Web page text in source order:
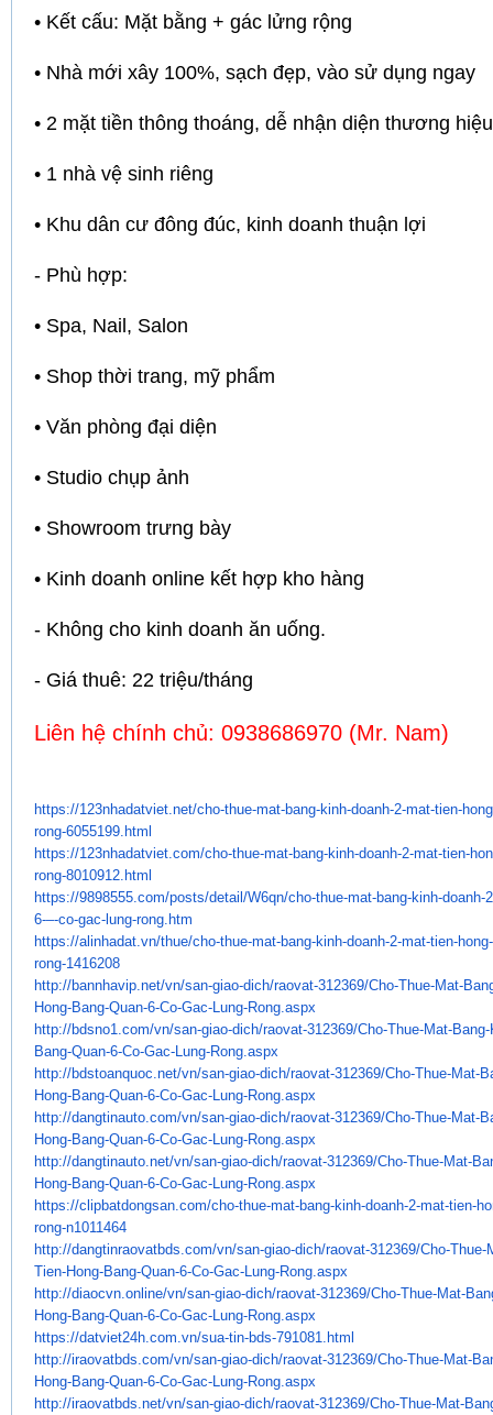
• Kết cấu: Mặt bằng + gác lửng rộng
• Nhà mới xây 100%, sạch đẹp, vào sử dụng ngay
• 2 mặt tiền thông thoáng, dễ nhận diện thương hiệu
• 1 nhà vệ sinh riêng
• Khu dân cư đông đúc, kinh doanh thuận lợi
- Phù hợp:
• Spa, Nail, Salon
• Shop thời trang, mỹ phẩm
• Văn phòng đại diện
• Studio chụp ảnh
• Showroom trưng bày
• Kinh doanh online kết hợp kho hàng
- Không cho kinh doanh ăn uống.
- Giá thuê: 22 triệu/tháng
Liên hệ chính chủ: 0938686970 (Mr. Nam)
https://123nhadatviet.net/cho-thue-mat-bang-kinh-doanh-2-mat-tien-
rong-6055199.html
https://123nhadatviet.com/cho-thue-mat-bang-kinh-doanh-2-mat-tien-
rong-8010912.html
https://9898555.com/posts/detail/W6qn/cho-thue-mat-bang-kinh-doanh-
6-–-co-gac-lung-rong.htm
https://alinhadat.vn/thue/cho-thue-mat-bang-kinh-doanh-2-mat-tien-
rong-1416208
http://bannhavip.net/vn/san-giao-dich/raovat-312369/Cho-Thue-Mat-
Hong-Bang-Quan-6-Co-Gac-Lung-Rong.aspx
http://bdsno1.com/vn/san-giao-dich/raovat-312369/Cho-Thue-Mat-
Bang-Quan-6-Co-Gac-Lung-Rong.aspx
http://bdstoanquoc.net/vn/san-giao-dich/raovat-312369/Cho-Thue-Mat-
Hong-Bang-Quan-6-Co-Gac-Lung-Rong.aspx
http://dangtinauto.com/vn/san-giao-dich/raovat-312369/Cho-Thue-Mat-
Hong-Bang-Quan-6-Co-Gac-Lung-Rong.aspx
http://dangtinauto.net/vn/san-giao-dich/raovat-312369/Cho-Thue-Mat-
Hong-Bang-Quan-6-Co-Gac-Lung-Rong.aspx
https://clipbatdongsan.com/cho-thue-mat-bang-kinh-doanh-2-mat-tien-
rong-n1011464
http://dangtinraovatbds.com/vn/san-giao-dich/raovat-312369/Cho-Thue-
Tien-Hong-Bang-Quan-6-Co-Gac-Lung-Rong.aspx
http://diaocvn.online/vn/san-giao-dich/raovat-312369/Cho-Thue-Mat-
Hong-Bang-Quan-6-Co-Gac-Lung-Rong.aspx
https://datviet24h.com.vn/sua-tin-bds-791081.html
http://iraovatbds.com/vn/san-giao-dich/raovat-312369/Cho-Thue-Mat-
Hong-Bang-Quan-6-Co-Gac-Lung-Rong.aspx
http://iraovatbds.net/vn/san-giao-dich/raovat-312369/Cho-Thue-Mat-